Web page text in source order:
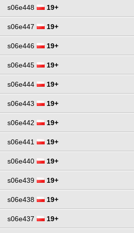
s06e448 19+
s06e447 19+
s06e446 19+
s06e445 19+
s06e444 19+
s06e443 19+
s06e442 19+
s06e441 19+
s06e440 19+
s06e439 19+
s06e438 19+
s06e437 19+